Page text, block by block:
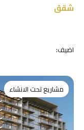
شقق
اضيف:
مشاريع تحت الانشاء